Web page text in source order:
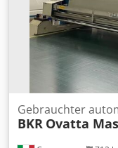
Gebrauchter
BKR Ovatta